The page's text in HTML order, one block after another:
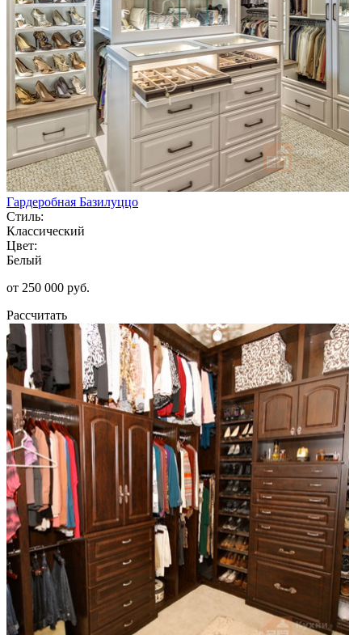
Гардеробная Базилуццо
Стиль:
Классический
Цвет:
Белый
от 250 000 руб.
Рассчитать